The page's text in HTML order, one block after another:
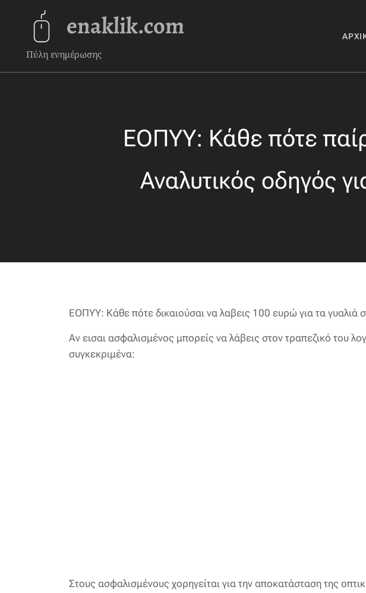
enaklik.com
Πύλη ενημέρωσης
ΕΟΠΥΥ: Κάθε πότε
Αναλυτικός οδηγός
ΕΟΠΥΥ: Κάθε πότε δικαιούσαι να λαβεις 100 ευρώ για τα γυαλιά
Αν εισαι ασφαλισμένος μπορείς να λάβεις στον τραπεζικό
συγκεκριμένα:
Στους ασφαλισμένους χορηγείται για την αποκατάσταση της